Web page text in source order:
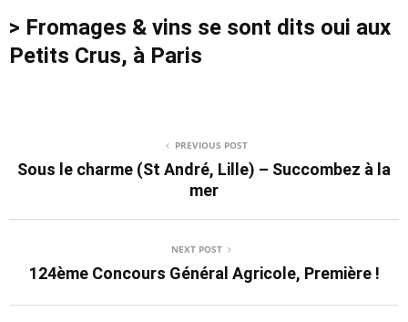
> Fromages & vins se sont dits oui aux
Petits Crus, à Paris
PREVIOUS POST
Sous le charme (St André, Lille) – Succombez à la
mer
NEXT POST
124ème Concours Général Agricole, Première !